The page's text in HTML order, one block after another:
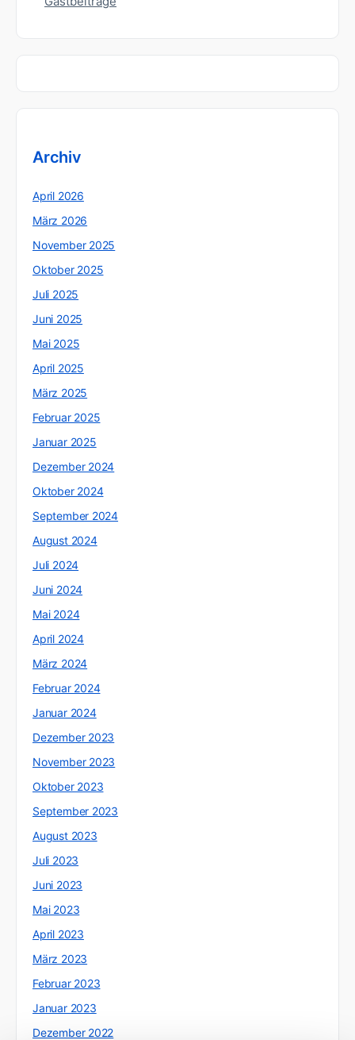
Archiv
April 2026
März 2026
November 2025
Oktober 2025
Juli 2025
Juni 2025
Mai 2025
April 2025
März 2025
Februar 2025
Januar 2025
Dezember 2024
Oktober 2024
September 2024
August 2024
Juli 2024
Juni 2024
Mai 2024
April 2024
März 2024
Februar 2024
Januar 2024
Dezember 2023
November 2023
Oktober 2023
September 2023
August 2023
Juli 2023
Juni 2023
Mai 2023
April 2023
März 2023
Februar 2023
Januar 2023
Dezember 2022